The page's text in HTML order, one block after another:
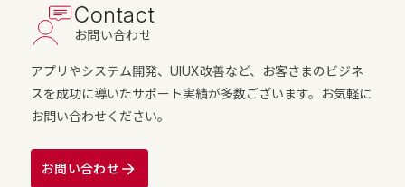
Contact
お問い合わせ
アプリやシステム開発、UIUX改善など、お客さまのビジネ
スを成功に導いたサポート実績が多数ございます。お気軽に
お問い合わせください。
お問い合わせ